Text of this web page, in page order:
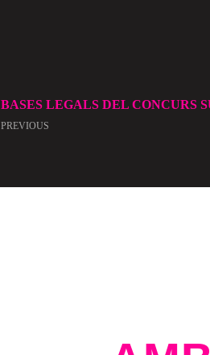
BASES LEGALS DEL CONCURS
PREVIOUS